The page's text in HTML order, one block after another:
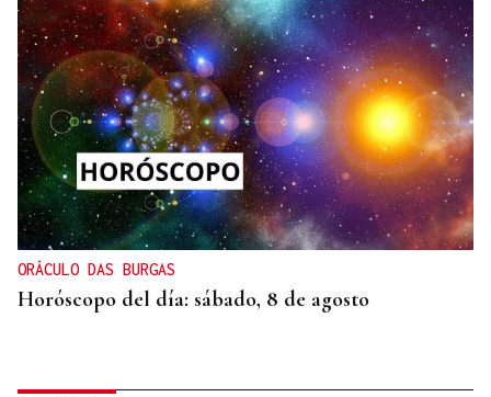
ORÁCULO DAS BURGAS
Horóscopo del día: sábado, 8 de agosto